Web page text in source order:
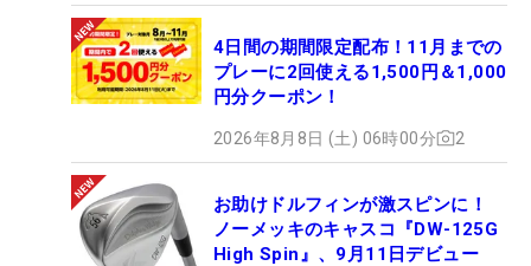
4日間の期間限定配布！11月までの
プレーに2回使える1,500円＆1,000
円分クーポン！
2026年8月8日 (土) 06時00分 2
お助けドルフィンが激スピンに！
ノーメッキのキャスコ『DW-125G
High Spin』、9月11日デビュー